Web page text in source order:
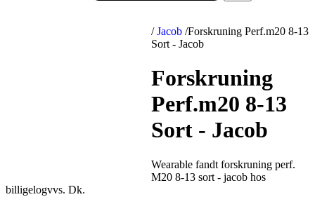
/ Jacob /Forskruning Perf.m20 8-13
Sort - Jacob
Forskruning
Perf.m20 8-13
Sort - Jacob
Wearable fandt forskruning perf.
M20 8-13 sort - jacob hos
billigelogvvs. Dk.